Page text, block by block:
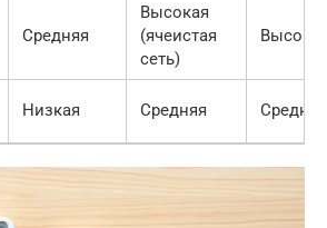
Средняя
Высокая
(ячеистая
сеть)
Низкая Средняя Средняя